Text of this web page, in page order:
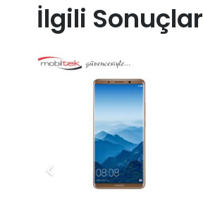
İlgili Sonuçlar